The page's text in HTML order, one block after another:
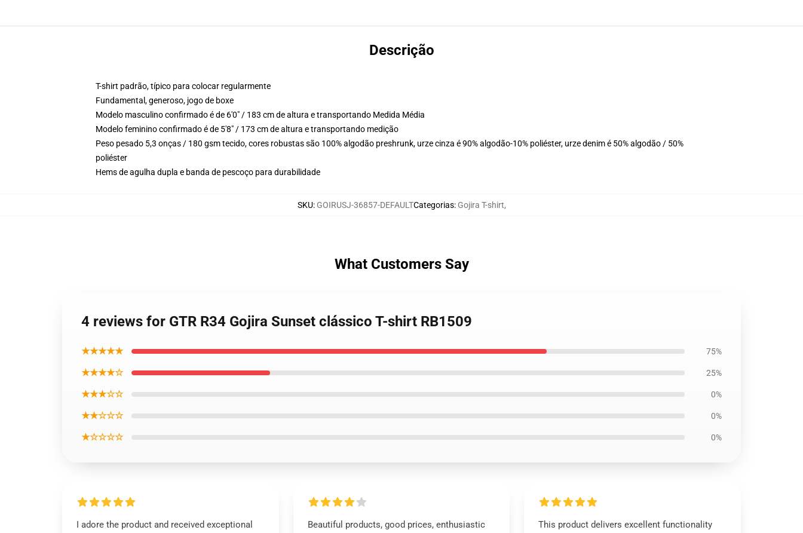
Descrição
T-shirt padrão, típico para colocar regularmente
Fundamental, generoso, jogo de boxe
Modelo masculino confirmado é de 6'0" / 183 cm de altura e transportando Medida Média
Modelo feminino confirmado é de 5'8" / 173 cm de altura e transportando medição
Peso pesado 5,3 onças / 180 gsm tecido, cores robustas são 100% algodão preshrunk, urze cinza é 90% algodão-10% poliéster, urze denim é 50% algodão / 50%
poliéster
Hems de agulha dupla e banda de pescoço para durabilidade
SKU: GOIRUSJ-36857-DEFAULTCategorias: Gojira T-shirt,
What Customers Say
4 reviews for GTR R34 Gojira Sunset clássico T-shirt RB1509
★★★★★ 75%
★★★★☆ 25%
★★★☆☆ 0%
★★☆☆☆ 0%
★☆☆☆☆ 0%
I adore the product and received exceptional
Beautiful products, good prices, enthusiastic
This product delivers excellent functionality